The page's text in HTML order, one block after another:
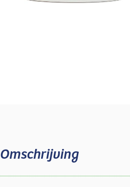
Omschrijving